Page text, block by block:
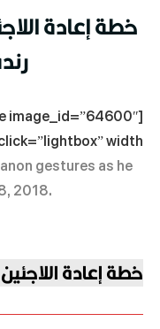
خطة إعادة
image_id=”64600″
width=””]
gestures as he
2018.
خطة إعادة